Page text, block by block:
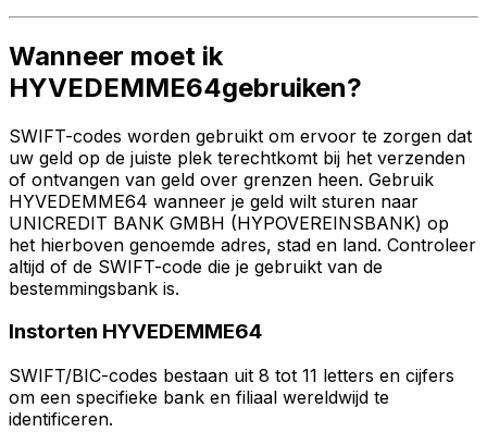
Wanneer moet ik
HYVEDEMME64gebruiken?
SWIFT-codes worden gebruikt om ervoor te zorgen dat
uw geld op de juiste plek terechtkomt bij het verzenden
of ontvangen van geld over grenzen heen. Gebruik
HYVEDEMME64 wanneer je geld wilt sturen naar
UNICREDIT BANK GMBH (HYPOVEREINSBANK) op
het hierboven genoemde adres, stad en land. Controleer
altijd of de SWIFT-code die je gebruikt van de
bestemmingsbank is.
Instorten HYVEDEMME64
SWIFT/BIC-codes bestaan uit 8 tot 11 letters en cijfers
om een specifieke bank en filiaal wereldwijd te
identificeren.